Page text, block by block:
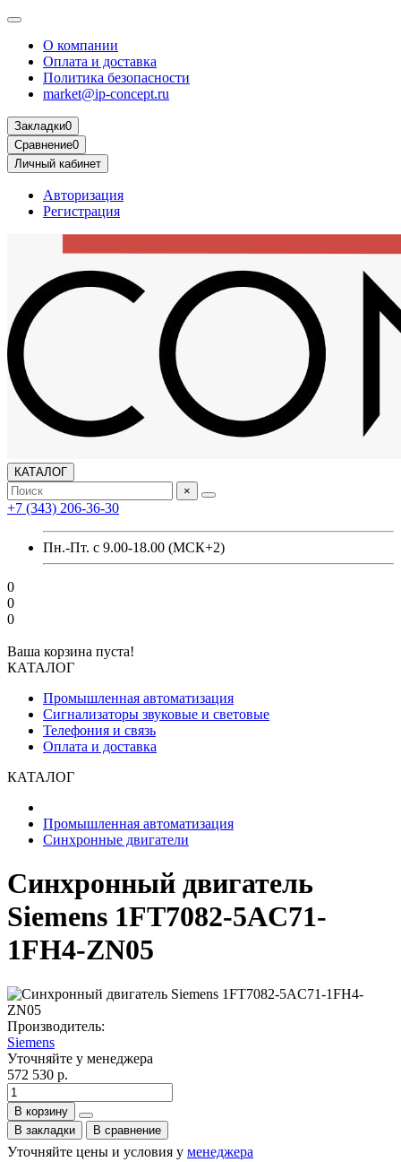
О компании
Оплата и доставка
Политика безопасности
market@ip-concept.ru
Закладки0
Сравнение0
Личный кабинет
Авторизация
Регистрация
КАТАЛОГ
×
+7 (343) 206-36-30
Пн.-Пт. с 9.00-18.00 (МСК+2)
0
0
0
Ваша корзина пуста!
КАТАЛОГ
Промышленная автоматизация
Сигнализаторы звуковые и световые
Телефония и связь
Оплата и доставка
КАТАЛОГ
Промышленная автоматизация
Синхронные двигатели
Синхронный двигатель
Siemens 1FT7082-5AC71-
1FH4-ZN05
Производитель:
Siemens
Уточняйте у менеджера
572 530 р.
В корзину
В закладки
В сравнение
Уточняйте цены и условия у менеджера